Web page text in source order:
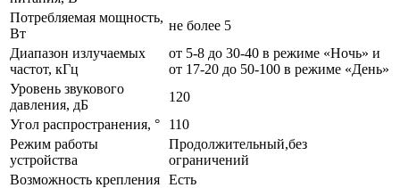
Потребляемая мощность,
Вт
не более 5
Диапазон излучаемых
частот, кГц
от 5-8 до 30-40 в режиме «Ночь» и
от 17-20 до 50-100 в режиме «День»
Уровень звукового
давления, дБ
120
Угол распространения, °
110
Режим работы
устройства
Продолжительный,без
ограничений
Возможность крепления Есть